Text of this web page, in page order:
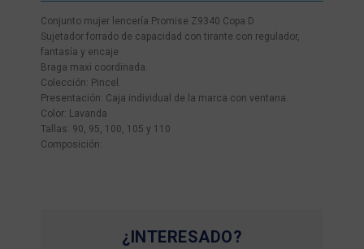
Conjunto mujer lencería Promise Z9340 Copa D
Sujetador forrado de capacidad con tirante con regulador,
fantasía y encaje
Braga maxi coordinada.
Colección: Pincel.
Presentación: Caja individual de la marca con ventana.
Color: Lavanda
Tallas: 90, 95, 100, 105 y 110
Composición:
¿INTERESADO?